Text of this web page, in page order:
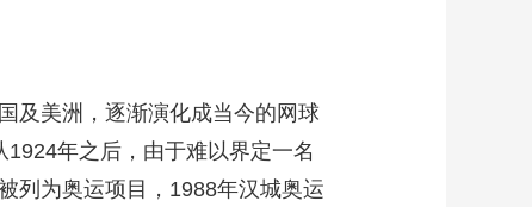
艺术 汽车 数智 5G 产业+
时尚 天气 才艺 网展 央央好物
及美洲，逐渐演化成当今的网球
年之后，由于难以界定一名
列为奥运项目，1988年汉城奥运